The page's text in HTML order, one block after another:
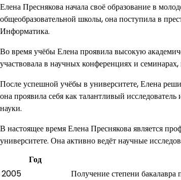
Елена Преснякова начала своё образование в
общеобразовательной школы, она поступила в
Информатика.
Во время учёбы Елена проявила высокую
участвовала в научных конференциях и
После успешной учёбы в университете, Елена
она проявила себя как талантливый
науки.
В настоящее время Елена Преснякова является
университете. Она активно ведёт научные
Год
2005
Получение степени